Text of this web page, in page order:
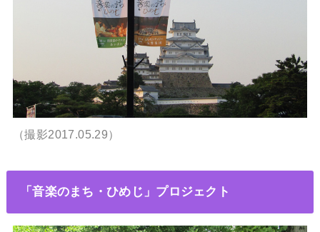
（撮影2017.05.29）
「音楽のまち・ひめじ」プロジェクト